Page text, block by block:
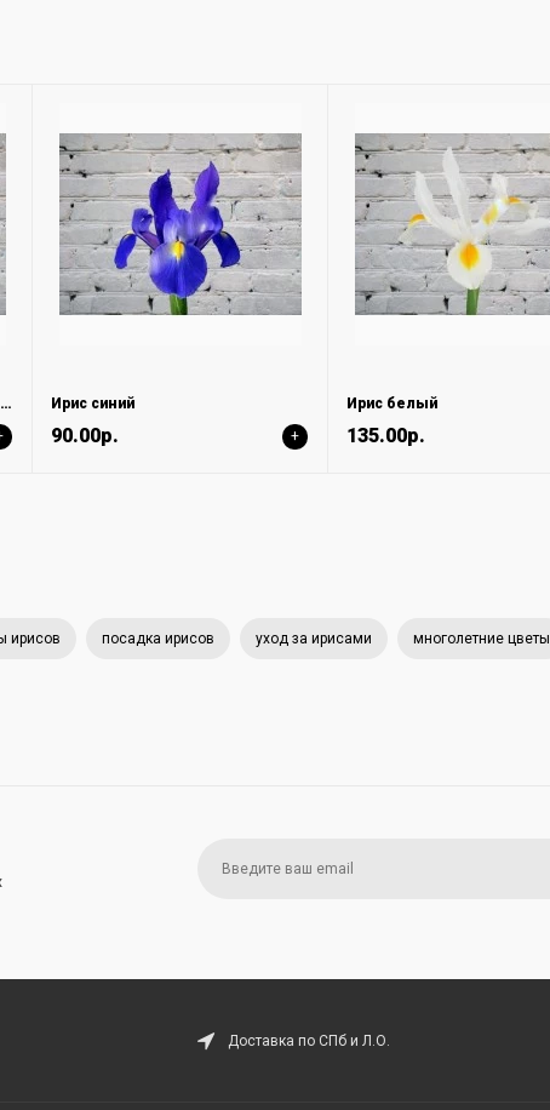
Букет из Разноцветных Гортензий Ирис синий
90.00р. +
Ирис белый
135.00р.
ирисов посадка ирисов уход за ирисами многолетние цветы
Доставка по СПб и Л.О.